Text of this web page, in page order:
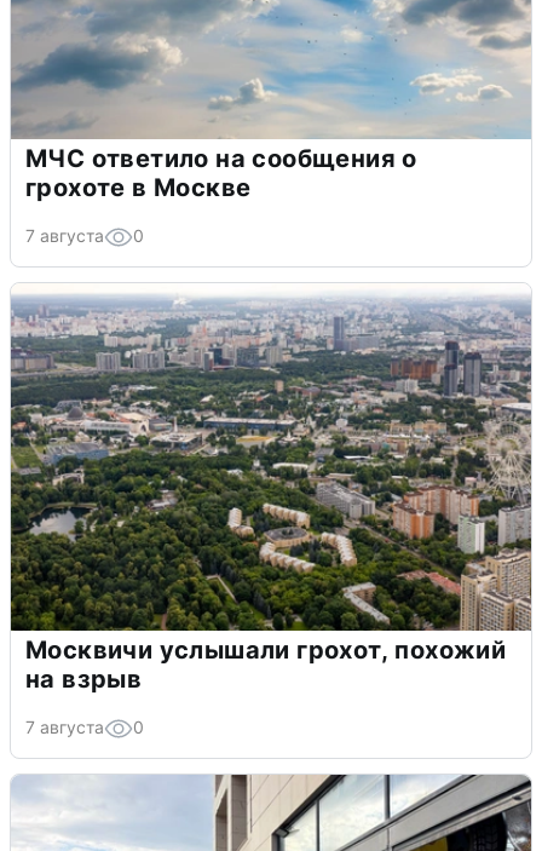
МЧС ответило на сообщения о
грохоте в Москве
7 августа 0
Москвичи услышали грохот, похожий
на взрыв
7 августа 0